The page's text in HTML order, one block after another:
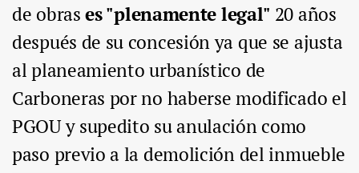
de obrases "plenamente legal" 20 años
después de su concesión ya que se ajusta
al planeamiento urbanístico de
Carboneras por no haberse modificado el
PGOU y supedito su anulación como
paso previo a la demolición del inmueble